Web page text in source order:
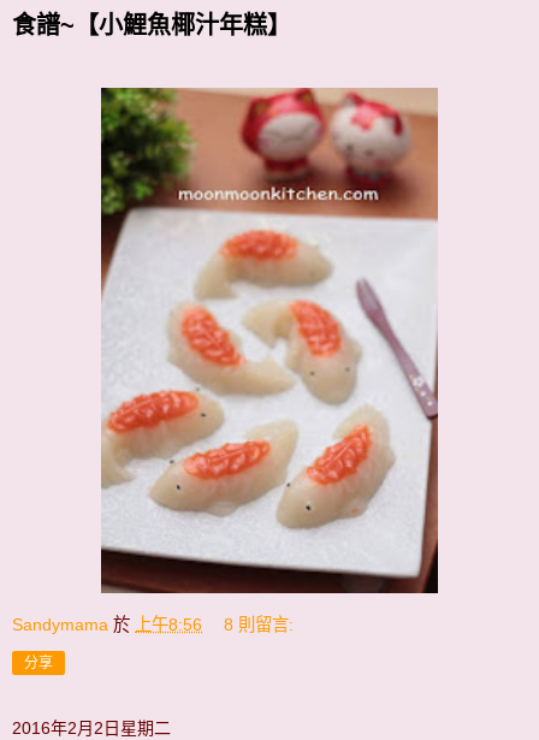
食譜~【小鯉魚椰汁年糕】
Sandymama 於 上午8:56 8 則留言:
分享
2016年2月2日星期二